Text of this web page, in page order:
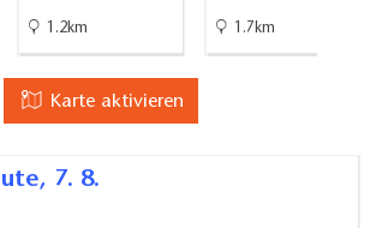
1.2km 1.7km
Karte aktivieren
7. 8.